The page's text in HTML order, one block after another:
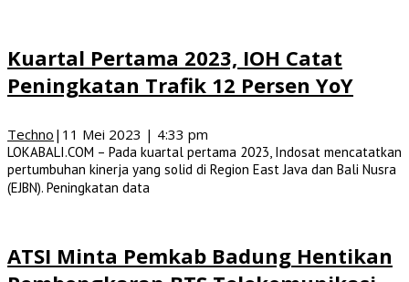
Kuartal Pertama 2023, IOH Catat
Peningkatan Trafik 12 Persen YoY
Techno | 11 Mei 2023 | 4:33 pm
LOKABALI.COM – Pada kuartal pertama 2023, Indosat mencatatkan
pertumbuhan kinerja yang solid di Region East Java dan Bali Nusra
(EJBN). Peningkatan data
ATSI Minta Pemkab Badung Hentikan